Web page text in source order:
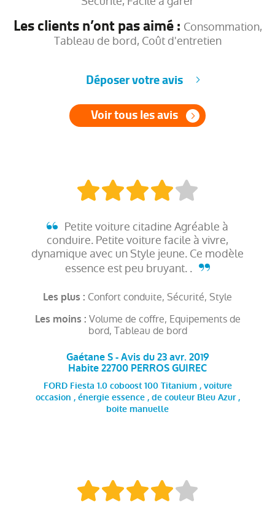
Les clients n’ont pas aimé : Consommation,
Tableau de bord, Coût d'entretien
Déposer votre avis
Voir tous les avis
Petite voiture citadine Agréable à
conduire. Petite voiture facile à vivre,
dynamique avec un Style jeune. Ce modèle
essence est peu bruyant. .
Les plus : Confort conduite, Sécurité, Style
Les moins : Volume de coffre, Equipements de
bord, Tableau de bord
Gaétane S - Avis du 23 avr. 2019
Habite 22700 PERROS GUIREC
FORD Fiesta 1.0 coboost 100 Titanium , voiture
occasion , énergie essence , de couleur Bleu Azur ,
boite manuelle